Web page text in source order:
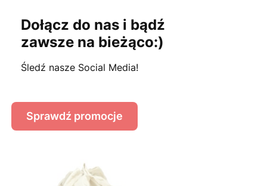
Dołącz do nas i bądź
zawsze na bieżąco:)
Śledź nasze Social Media!
Sprawdź promocje